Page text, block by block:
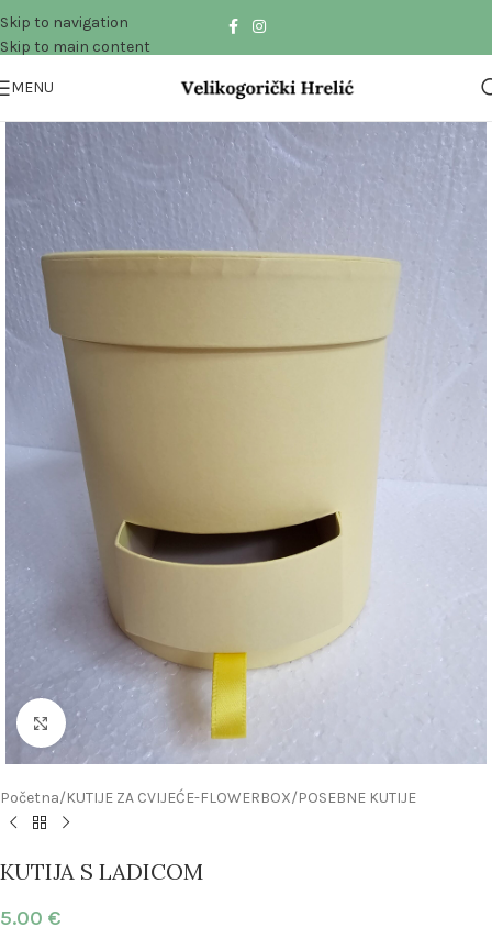
Skip to navigation
Skip to main content
MENU
Click to enlarge
Početna/KUTIJE ZA CVIJEĆE-FLOWERBOX/POSEBNE KUTIJE
KUTIJA S LADICOM
5.00 €